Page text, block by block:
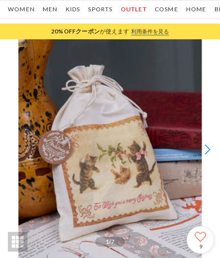
WOMEN MEN KIDS SPORTS COSME HOME
OUTLET
20%OFFクーポンが使えます 利用条件を見る
1/7
9